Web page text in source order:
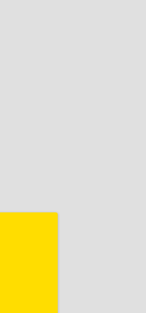
г,